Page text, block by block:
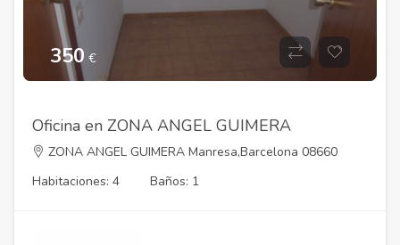
350 €
Oficina en ZONA ANGEL GUIMERA
ZONA ANGEL GUIMERA Manresa,Barcelona 08660
Habitaciones: 4
Baños: 1